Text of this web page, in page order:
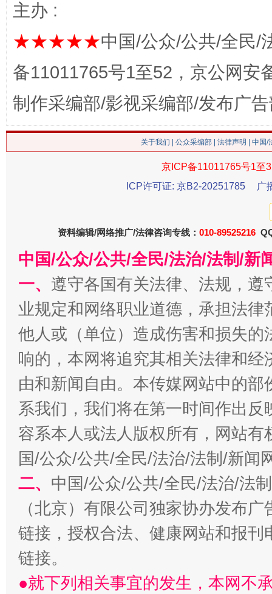
在谋一域中谋全局
今
习近平的博鳌关键词
“刷贴”乱象丛生
生
主办 :
★★★★★中国/公众/公共/全民/
备11011765号1至52，京公网安
制作采编部/影视采编部/发布广
关于我们 公众采编部 法律声明 | 中国
京ICP备11011765号1至
ICP许可证: 京B2-20251785
广
资料编辑/网络推广/法律咨询专线： 010-89525216
中国/公众/公共/全民/法治/法制/新
一、 遵守各国有关法律、法规，
业规定和网络职业道德，承担法
他人或（单位）造成伤害和损失
响的，本网将追究其相关法律和
由和新闻自由。本传媒网站中的
系我们，我们将在第一时间作出
容系本人或法人版权所有，网站
国/公众/公共/全民/法治/法制/新闻
二、 中国/公众/公共/全民/法治/法
（北京）有限公司独家协办发布
链接，授权合法、健康网站和报
链接。
●就下列相关事宜的发生，本网不